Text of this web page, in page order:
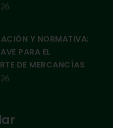
Y NORMATIVA:
PARA EL
DE MERCANCÍAS